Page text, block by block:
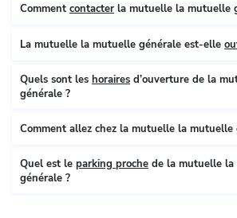
Comment contacter la mutuelle la
La mutuelle la mutuelle générale est-elle
Quels sont les horaires d’ouverture de la mutuelle la
générale ?
Comment allez chez la
Quel est le parking proche de la mutuelle la mutuelle
générale ?